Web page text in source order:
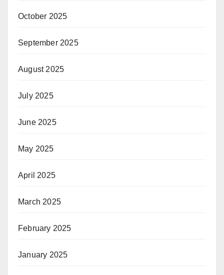
October 2025
September 2025
August 2025
July 2025
June 2025
May 2025
April 2025
March 2025
February 2025
January 2025